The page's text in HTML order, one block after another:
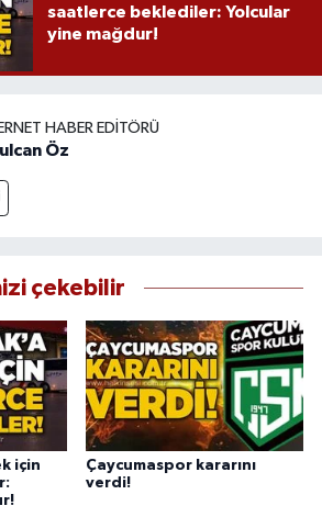
saatlerce beklediler: Yolcular
yine mağdur!
HABER EDITÖRÜ
Öz
çekebilir
için
Çaycumaspor kararını
verdi!